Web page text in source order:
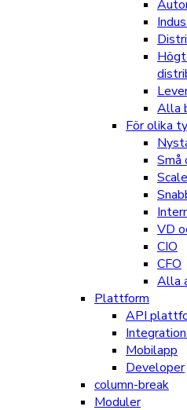
Alla
För olika
Små
VD
CIO
CFO
Alla
Plattform
API
Mobilapp
Developer
column-break
Moduler